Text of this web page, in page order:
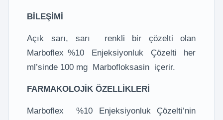
BİLEŞİMİ
Açık sarı, sarı renkli bir çözelti olan
Marboflex %10 Enjeksiyonluk Çözelti her
ml’sinde 100 mg Marbofloksasin içerir.
FARMAKOLOJİK ÖZELLİKLERİ
Marboflex %10 Enjeksiyonluk Çözelti’nin